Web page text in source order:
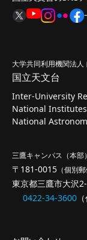
大学共同利用機関法
国立天文台
Inter-University
National
National
三鷹キャンパス（本部）
〒181-0015 （個別
東京都三鷹市大沢
0422-34-3600